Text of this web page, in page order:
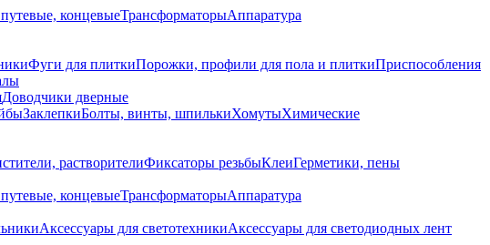
концевыеТрансформаторыАппаратура
Фуги для плиткиПорожки, профили для пола и плиткиПриспособления
Доводчики дверные
ЗаклепкиБолты, винты, шпилькиХомутыХимические
растворителиФиксаторы резьбыКлеиГерметики, пены
концевыеТрансформаторыАппаратура
Аксессуары для светотехникиАксессуары для светодиодных лент